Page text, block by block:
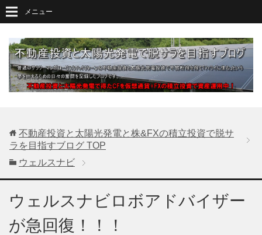
メニュー
不動産投資と太陽光発電と株&FXの積立投資で脱サ
ラを目指すブログ TOP
ウェルスナビ
ウェルスナビロボアドバイザー
が急回復！！！